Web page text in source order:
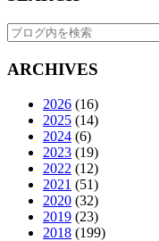
ARCHIVES
2026 (16)
2025 (14)
2024 (6)
2023 (19)
2022 (12)
2021 (51)
2020 (32)
2019 (23)
2018 (199)